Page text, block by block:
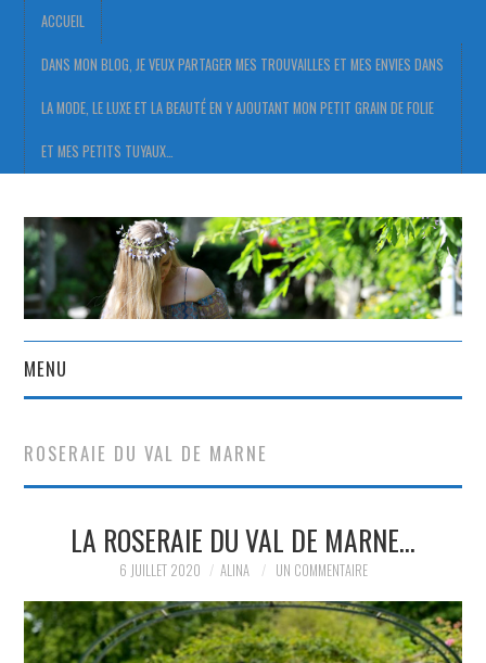
ACCUEIL
DANS MON BLOG, JE VEUX PARTAGER MES TROUVAILLES ET MES ENVIES DANS
LA MODE, LE LUXE ET LA BEAUTÉ EN Y AJOUTANT MON PETIT GRAIN DE FOLIE
ET MES PETITS TUYAUX…
MENU
PARTAGER MES
TROUVAILLES ET MES
ENVIES DANS LA MODE, LE
ROSERAIE DU VAL DE MARNE
LA ROSERAIE DU VAL DE MARNE…
6 JUILLET 2020 ALINA UN COMMENTAIRE